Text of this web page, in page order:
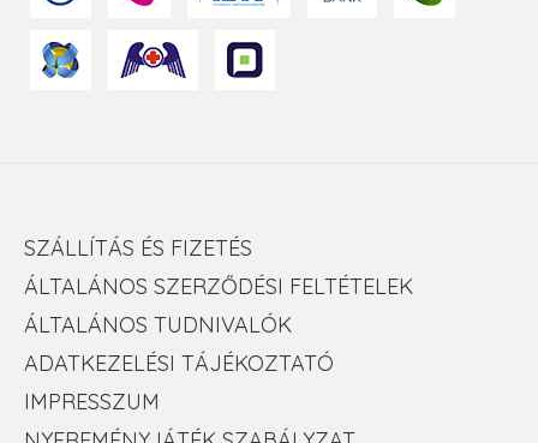
SZÁLLÍTÁS ÉS FIZETÉS
ÁLTALÁNOS SZERZŐDÉSI FELTÉTELEK
ÁLTALÁNOS TUDNIVALÓK
ADATKEZELÉSI TÁJÉKOZTATÓ
IMPRESSZUM